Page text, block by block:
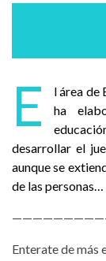
E
l área de
ha
desarrollar el
aunque se
de las personas…
Enterate de más